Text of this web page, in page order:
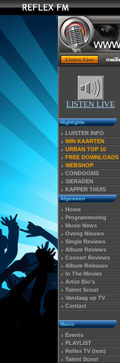
LISTEN LIVE
Highlights
LUISTER INFO
WIN KAARTEN
URBAN TOP 10
FREE DOWNLOADS
WEBSHOP
CONDOOMS
SIERADEN
KAPPER THUIS
Algemeen
Home
Programmering
Music News
Overig Nieuws
Single Reviews
Album Reviews
Concert Reviews
Album Releases
In The Movies
Artist Bio's
Talent Scout
Vandaag op TV
Contact
Music
Events
PLAYLIST
Reflex TV (test)
Talent Scout